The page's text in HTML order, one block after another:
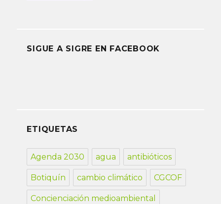
SIGUE A SIGRE EN FACEBOOK
ETIQUETAS
Agenda 2030 agua antibióticos
Botiquín cambio climático CGCOF
Concienciación medioambiental